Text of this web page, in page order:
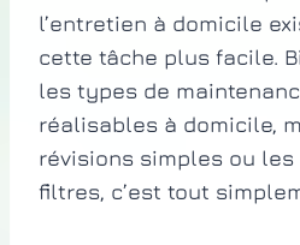
l’entretien à domicile
cette tâche plus facile.
les types de
réalisables à domicile,
révisions simples ou
filtres, c’est tout